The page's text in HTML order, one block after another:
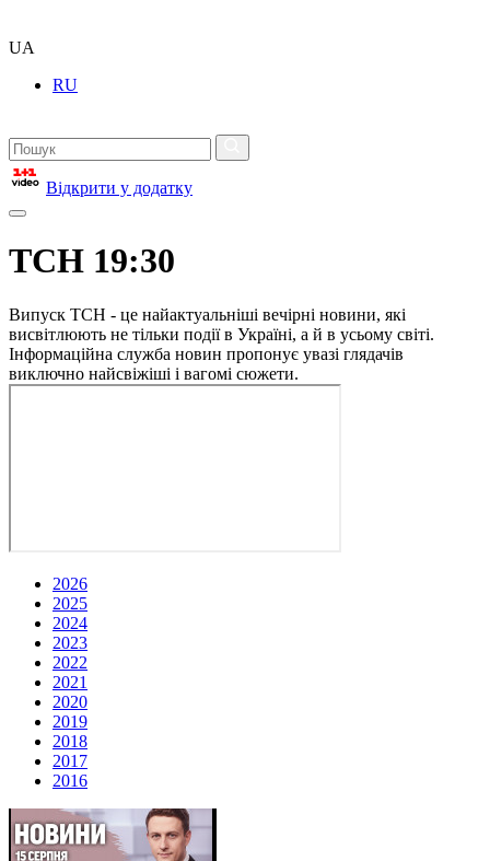
UA
RU
Відкрити у додатку
ТСН 19:30
Випуск ТСН - це найактуальніші вечірні новини, які
висвітлюють не тільки події в Україні, а й в усьому світі.
Інформаційна служба новин пропонує увазі глядачів
виключно найсвіжіші і вагомі сюжети.
2026
2025
2024
2023
2022
2021
2020
2019
2018
2017
2016